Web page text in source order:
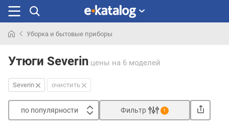
раньше
Уборка и бытовые приборы
Утюги Severin цены на 6 моделей
Severin очистить
по популярности Фильтр 1